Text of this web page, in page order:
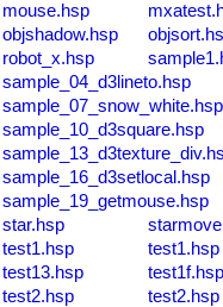
mouse.hsp
objshadow.hsp
robot_x.hsp
sample_04_d3lineto.hsp
sample_07_snow_white.hsp
sample_10_d3square.hsp
sample_16_d3setlocal.hsp
sample_19_getmouse.hsp
star.hsp
test1.hsp
test1.hsp
test13.hsp
test1f.hsp
test2.hsp
test2.hsp